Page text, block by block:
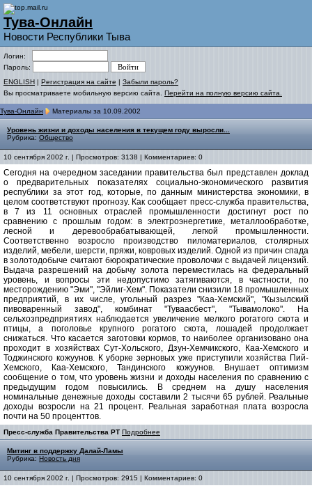
Тува-Онлайн
Новости Республики Тыва
Логин:
Пароль:
ENGLISH | Регистрация на сайте | Забыли пароль?
Вы просматриваете мобильную версию сайта. Перейти на полную версию сайта.
Тува-Онлайн Материалы за 10.09.2002
Уровень жизни и доходы населения в текущем году выросли...
Рубрика: Общество
10 сентября 2002 г. | Просмотров: 3138 | Комментариев: 0
Сегодня на очередном заседании правительства был представлен доклад
о предварительных показателях социально-экономического развития
республики за этот год, которые, по данным министерства экономики, в
целом соответствуют прогнозу. Как сообщает пресс-служба правительства,
в 7 из 11 основных отраслей промышленности достигнут рост по
сравнению с прошлым годом: в электроэнергетике, металлообработке,
лесной и деревообрабатывающей, легкой промышленности.
Соответственно возросло производство пиломатериалов, столярных
изделий, мебели, шерсти, пряжи, ковровых изделий. Одной из причин спада
в золотодобыче считают бюрократические проволочки с выдачей лицензий.
Выдача разрешений на добычу золота переместилась на федеральный
уровень, и вопросы эти недопустимо затягиваются, в частности, по
месторождению "Эми", "Эйлиг-Хем". Показатели снизили 18 промышленных
предприятий, в их числе, угольный разрез "Каа-Хемский", "Кызылский
пивоваренный завод", комбинат "Туваасбест", "Тывамолоко". На
сельхозпредприятиях наблюдается увеличение мелкого рогатого скота и
птицы, а поголовье крупного рогатого скота, лошадей продолжает
снижаться. Что касается заготовки кормов, то наиболее организовано она
проходит в хозяйствах Сут-Хольского, Дзун-Хемчикского, Каа-Хемского и
Тоджинского кожуунов. К уборке зерновых уже приступили хозяйства Пий-
Хемского, Каа-Хемского, Тандинского кожуунов. Внушает оптимизм
сообщение о том, что уровень жизни и доходы населения по сравнению с
предыдущим годом повысились. В среднем на душу населения
номинальные денежные доходы составили 2 тысячи 65 рублей. Реальные
доходы возросли на 21 процент. Реальная заработная плата возросла
почти на 50 проценттов.
Пресс-служба Правительства РТ Подробнее
Митинг в поддержку Далай-Ламы
Рубрика: Новость дня
10 сентября 2002 г. | Просмотров: 2915 | Комментариев: 0